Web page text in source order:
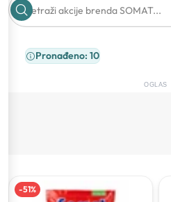
Pronađeno: 10
OGLAS
-51%